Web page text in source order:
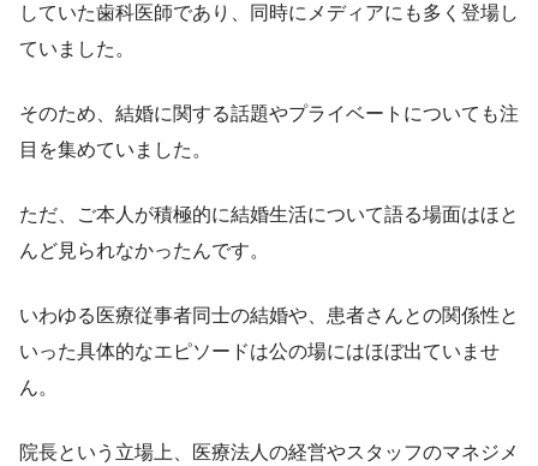
していた歯科医師であり、同時にメディアにも多く登場し
ていました。
そのため、結婚に関する話題やプライベートについても注
目を集めていました。
ただ、ご本人が積極的に結婚生活について語る場面はほと
んど見られなかったんです。
いわゆる医療従事者同士の結婚や、患者さんとの関係性と
いった具体的なエピソードは公の場にはほぼ出ていませ
ん。
院長という立場上、医療法人の経営やスタッフのマネジメ